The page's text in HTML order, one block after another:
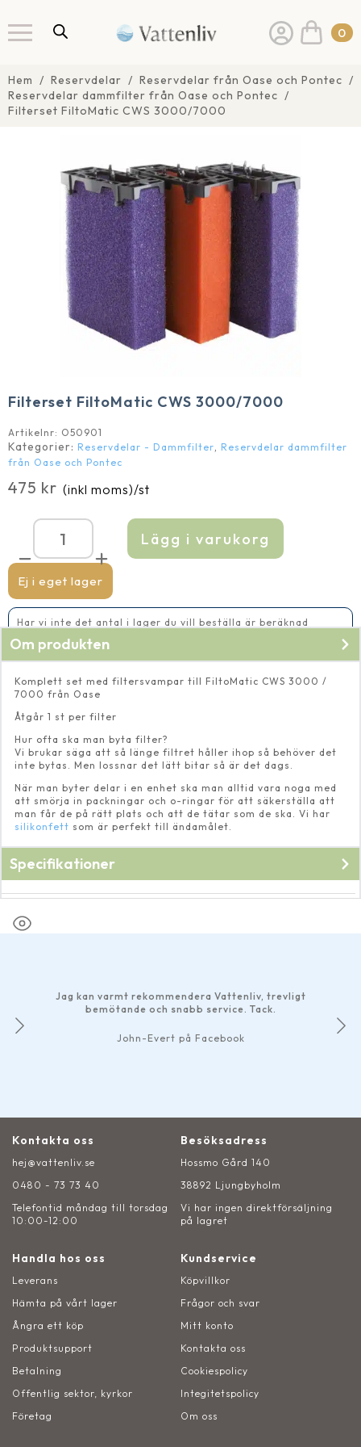
0
Hem Reservdelar
Reservdelar från Oase och Pontec
Reservdelar dammfilter från Oase och Pontec
Filterset FiltoMatic CWS 3000/7000
Filterset FiltoMatic CWS 3000/7000
Artikelnr: O50901
Kategorier: Reservdelar - Dammfilter, Reservdelar dammfilter
från Oase och Pontec
475 kr (inkl moms)/st
Ej i eget lager
Filterset
FiltoMatic
CWS
3000/7000
mängd
Lägg i varukorg
Har vi inte det antal i lager du vill beställa är beräknad
Om produkten
Komplett set med filtersvampar till FiltoMatic CWS 3000 /
7000 från Oase
Åtgår 1 st per filter
Hur ofta ska man byta filter?
Vi brukar säga att så länge filtret håller ihop så behöver det
inte bytas. Men lossnar det lätt bitar så är det dags.
När man byter delar i en enhet ska man alltid vara noga med
att smörja in packningar och o-ringar för att säkerställa att
man får de på rätt plats och att de tätar som de ska. Vi har
silikonfett som är perfekt till ändamålet.
Specifikationer
Jag kan varmt rekommendera Vattenliv, trevligt
bemötande och snabb service. Tack.
John-Evert på Facebook
Kontakta oss
hej@vattenliv.se
0480 - 73 73 40
Telefontid måndag till torsdag
10:00-12:00
Besöksadress
Hossmo Gård 140
38892 Ljungbyholm
Vi har ingen direktförsäljning
på lagret
Handla hos oss
Leverans
Hämta på vårt lager
Ångra ett köp
Produktsupport
Betalning
Offentlig sektor, kyrkor
Företag
Kundservice
Köpvillkor
Frågor och svar
Mitt konto
Kontakta oss
Cookiespolicy
Integitetspolicy
Om oss